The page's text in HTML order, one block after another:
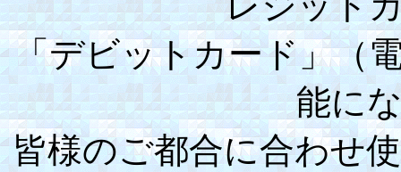
「デビットカード」（
能に
皆様のご都合に合わせ